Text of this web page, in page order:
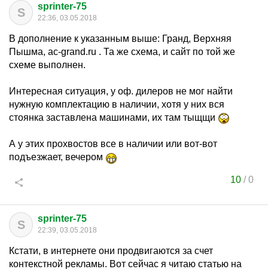
S sprinter-75
22:36, 03.05.2018
В дополнение к указанным выше: Гранд, Верхняя
Пышма, ac-grand.ru . Та же схема, и сайт по той же
схеме выполнен.
Интересная ситуация, у оф. дилеров не мог найти
нужную комплектацию в наличии, хотя у них вся
стоянка заставлена машинами, их там тыщщи
А у этих прохвостов все в наличии или вот-вот
подъезжает, вечером
10 /0
S sprinter-75
22:39, 03.05.2018
Кстати, в интернете они продвигаются за счет
контекстной рекламы. Вот сейчас я читаю статью на